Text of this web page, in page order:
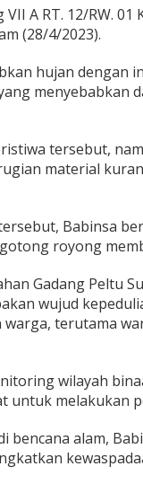
A RT. 12/RW.
(28/4/2023).
hujan dengan
menyebabkan
tersebut,
material
Babinsa
royong
Gadang Peltu
wujud
terutama
wilayah
untuk melakukan
bencana alam,